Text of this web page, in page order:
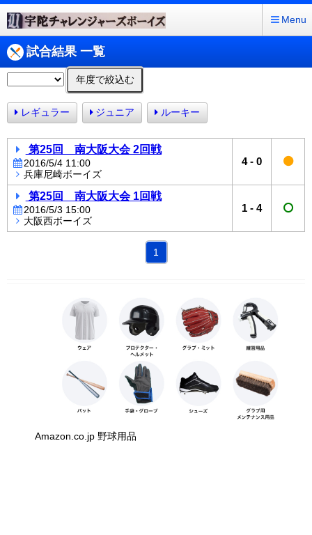
Menu
試合結果 一覧
年度で絞込む
レギュラー ジュニア ルーキー
第25回 南大阪大会 2回戦
2016/5/4 11:00
兵庫尼崎ボーイズ
4- 0
第25回 南大阪大会 1回戦
2016/5/3 15:00
大阪西ボーイズ
1 - 4
1
Amazon.co.jp 野球用品